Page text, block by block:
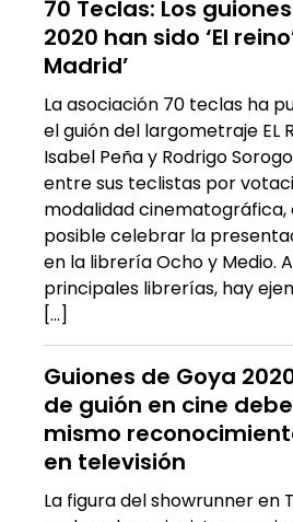
70 Teclas: Los
2020 han sido ‘El
Madrid’
La asociación 70 teclas ha
el guión del largometraje EL
Isabel Peña y Rodrigo
entre sus teclistas por
modalidad cinematográfica,
posible celebrar la
en la librería Ocho y Medio.
principales librerías, hay
[…]
Guiones de Goya
de guión en cine
mismo
en televisión
La figura del showrunner en